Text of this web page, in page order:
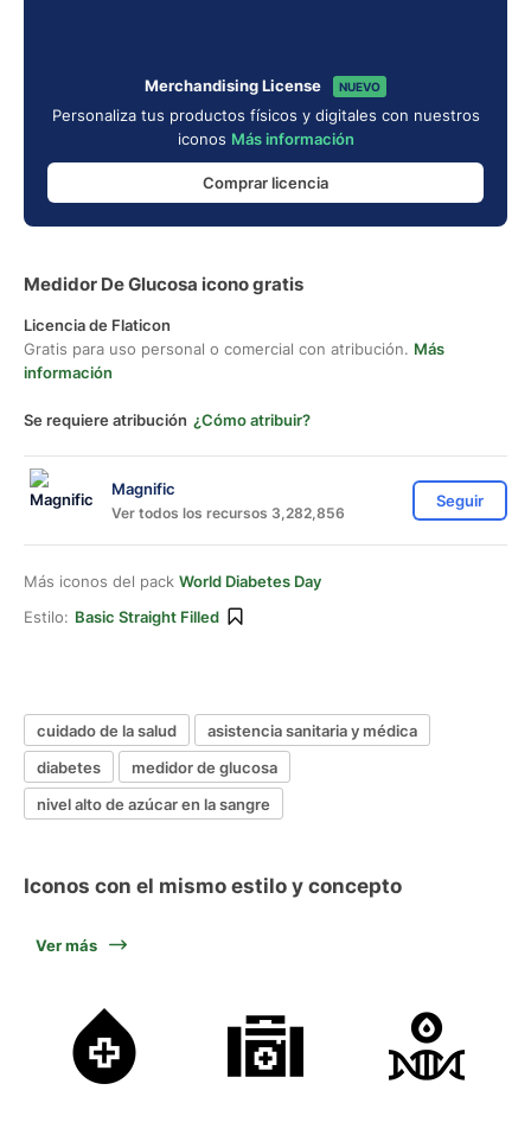
Merchandising License NUEVO
Personaliza tus productos físicos y digitales con nuestros
iconos Más información
Comprar licencia
Medidor De Glucosa icono gratis
Licencia de Flaticon
Gratis para uso personal o comercial con atribución. Más
información
Se requiere atribución ¿Cómo atribuir?
Magnific
Ver todos los recursos 3,282,856
Seguir
Más iconos del pack World Diabetes Day
Estilo: Basic Straight Filled
cuidado de la salud
asistencia sanitaria y médica
diabetes
medidor de glucosa
nivel alto de azúcar en la sangre
Iconos con el mismo estilo y concepto
Ver más